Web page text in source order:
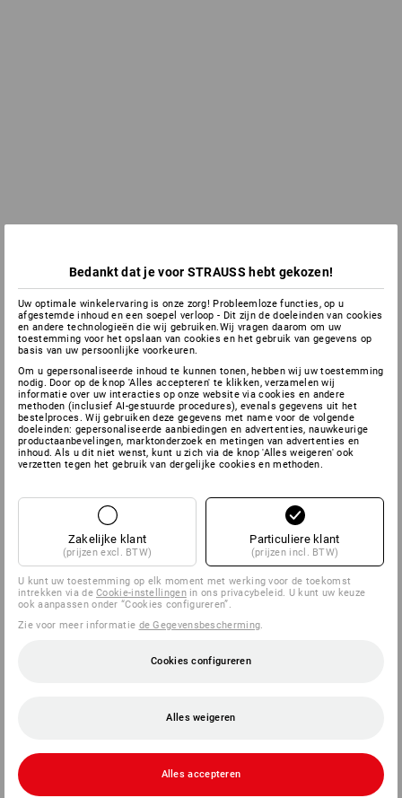
Bedankt dat je voor STRAUSS hebt gekozen!
Uw optimale winkelervaring is onze zorg! Probleemloze functies, op u
afgestemde inhoud en een soepel verloop - Dit zijn de doeleinden van cookies
en andere technologieën die wij gebruiken.Wij vragen daarom om uw
toestemming voor het opslaan van cookies en het gebruik van gegevens op
basis van uw persoonlijke voorkeuren.
Om u gepersonaliseerde inhoud te kunnen tonen, hebben wij uw toestemming
nodig. Door op de knop 'Alles accepteren' te klikken, verzamelen wij
informatie over uw interacties op onze website via cookies en andere
methoden (inclusief AI-gestuurde procedures), evenals gegevens uit het
bestelproces. Wij gebruiken deze gegevens met name voor de volgende
doeleinden: gepersonaliseerde aanbiedingen en advertenties, nauwkeurige
productaanbevelingen, marktonderzoek en metingen van advertenties en
inhoud. Als u dit niet wenst, kunt u zich via de knop 'Alles weigeren' ook
verzetten tegen het gebruik van dergelijke cookies en methoden.
Zakelijke klant
(prijzen excl. BTW)
Particuliere klant
(prijzen incl. BTW)
U kunt uw toestemming op elk moment met werking voor de toekomst
intrekken via deCookie-instellingenin ons privacybeleid. U kunt uw keuze
ook aanpassen onder “Cookies configureren”.
Zie voor meer informatie de Gegevensbescherming
Cookies configureren
Alles weigeren
Alles accepteren